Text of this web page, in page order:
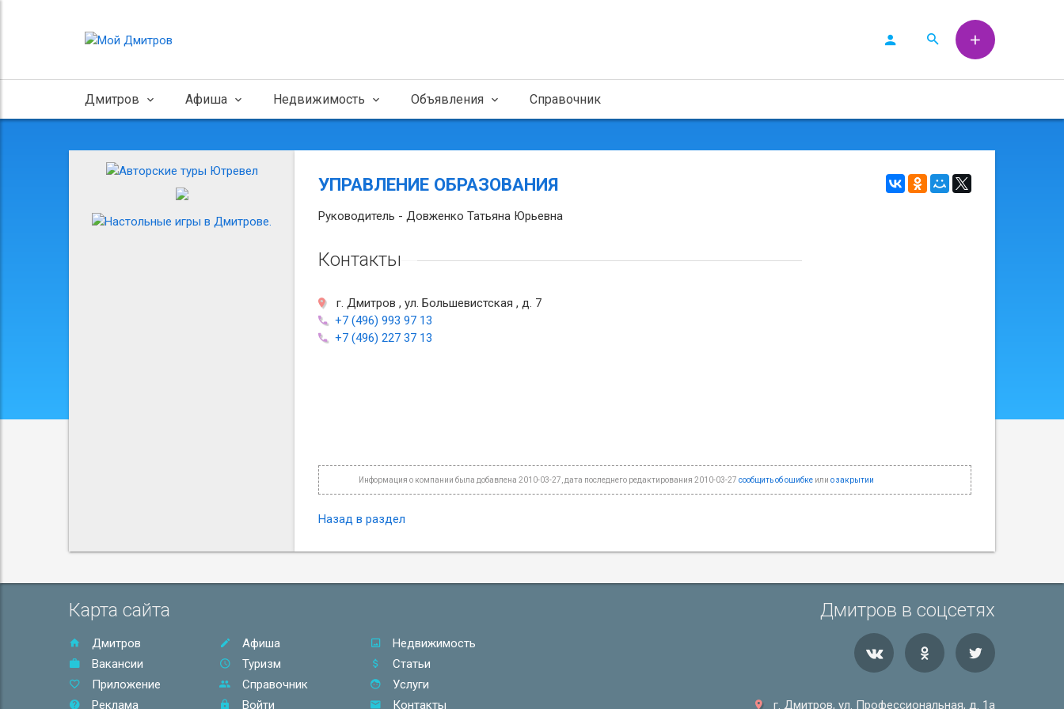
Дмитров Афиша Недвижимость Объявления Справочник
УПРАВЛЕНИЕ ОБРАЗОВАНИЯ
Руководитель - Довженко Татьяна Юрьевна
Контакты
г. Дмитров , ул. Большевистская , д. 7
+7 (496) 993 97 13
+7 (496) 227 37 13
Информация о компании была добавлена 2010-03-27, дата последнего редактирования 2010-03-27 сообщить об ошибке или о закрытии
Назад в раздел
Карта сайта
Дмитров Афиша
Недвижимость
Вакансии
Туризм
Статьи
Приложение
Справочник
Услуги
Реклама
Войти Контакты
Дмитров в соцсетях
г. Дмитров, ул. Профессиональная, д. 1а